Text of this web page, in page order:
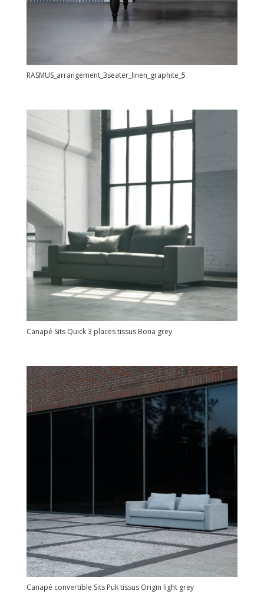
RASMUS_arrangement_3seater_linen_graphite_5
Canapé Sits Quick 3 places tissus Bona grey
Canapé convertible Sits Puk tissus Origin light grey